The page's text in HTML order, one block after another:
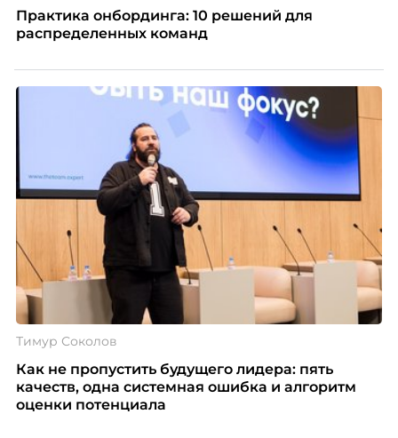
Практика онбординга: 10 решений для
распределенных команд
Тимур Соколов
Как не пропустить будущего лидера: пять
качеств, одна системная ошибка и алгоритм
оценки потенциала